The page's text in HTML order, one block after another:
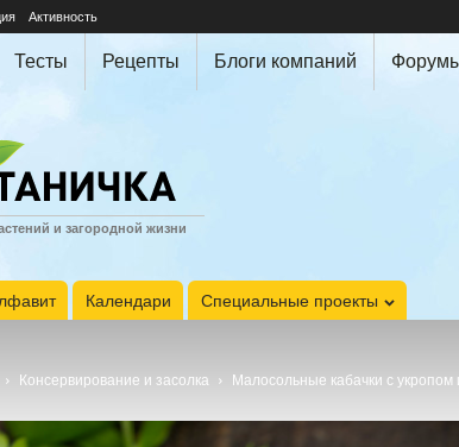
Активность
Тесты Рецепты Блоги компаний
и загородной жизни
Календари Специальные проекты
Консервирование и засолка Малосольные кабачки с укропом